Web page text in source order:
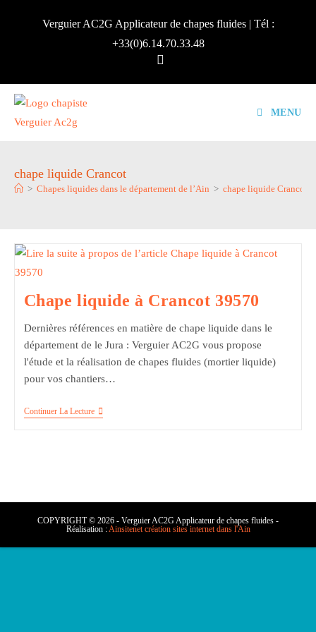
Verguier AC2G Applicateur de chapes fluides | Tél :
+33(0)6.14.70.33.48
MENU
chape liquide Crancot
> Chapes liquides dans le département de l’Ain > chape liquide Crancot
Chape liquide à Crancot 39570
Dernières références en matière de chape liquide dans le
département de le Jura : Verguier AC2G vous propose
l'étude et la réalisation de chapes fluides (mortier liquide)
pour vos chantiers…
Continuer La LectureChape
COPYRIGHT © 2026 - Verguier AC2G Applicateur de chapes fluides -
Réalisation :Ainsitenet création sites internet dans l'Ain